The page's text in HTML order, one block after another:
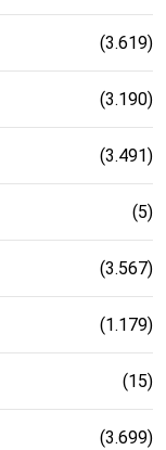
(3.619)
(3.190)
(3.491)
(5)
(3.567)
(1.179)
(15)
(3.699)